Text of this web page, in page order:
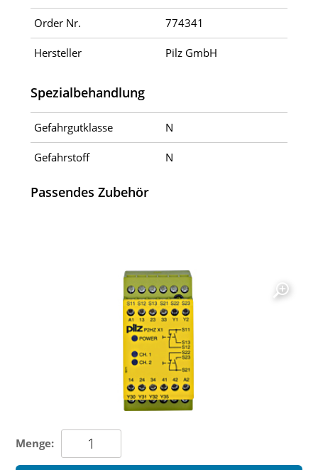
Order Nr. 774341
Hersteller Pilz GmbH
Spezialbehandlung
Gefahrgutklasse N
Gefahrstoff N
Passendes Zubehör
Menge: